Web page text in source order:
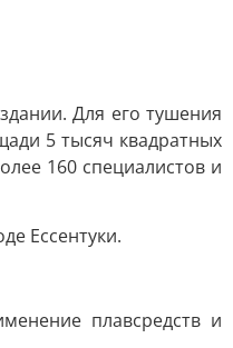
Для его тушения
5 тысяч квадратных
160 специалистов и
Ессентуки.
плавсредств и